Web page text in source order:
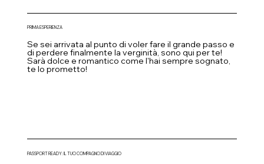
PRIMA ESPERIENZA
Se sei arrivata al punto di voler fare il grande passo e
di perdere finalmente la verginità, sono qui per te!
Sarà dolce e romantico come l'hai sempre sognato,
te lo prometto!
PASSPORT READY: IL TUO COMPAGNO DI VIAGGIO